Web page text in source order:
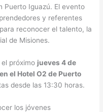
Puerto Iguazú. El evento
y referentes
reconocer el talento, la
de Misiones.
próximo jueves 4 de
el Hotel O2 de Puerto
desde las 13:30 horas.
los jóvenes